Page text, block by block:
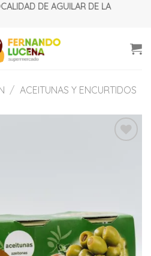
DE AGUILAR DE LA
/ ACEITUNAS Y ENCURTIDOS